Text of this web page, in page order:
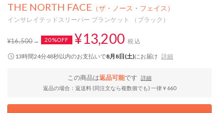
THE NORTH FACE （ザ・ノース・フェイス）
インサレイテッドスリーパー ブランケット （ブラック）
¥16,500 20%OFF ¥13,200 税込
13時間24分47秒以内のお支払いで8月8日(土)にお届け 詳細
この商品は返品可能です
詳細
返品の場合：返送料 (同注文なら複数個でも) 一律￥660